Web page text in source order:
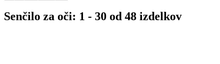
Senčilo za oči: 1 - 30 od 48 izdelkov